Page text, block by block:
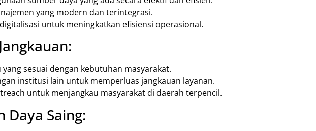
yang modern dan terintegrasi.
untuk meningkatkan efisiensi operasional.
sesuai dengan kebutuhan masyarakat.
institusi lain untuk memperluas jangkauan layanan.
untuk menjangkau masyarakat di daerah terpencil.
Daya Saing: